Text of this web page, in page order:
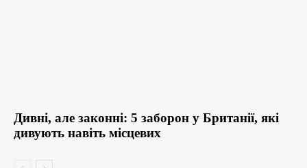
Дивні, але законні: 5 заборон у Британії, які
дивують навіть місцевих